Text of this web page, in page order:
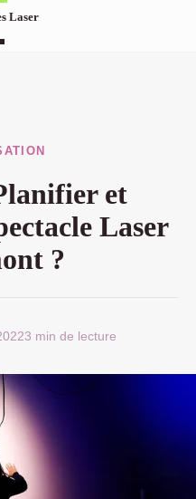
et
Laser
?
3 min de lecture